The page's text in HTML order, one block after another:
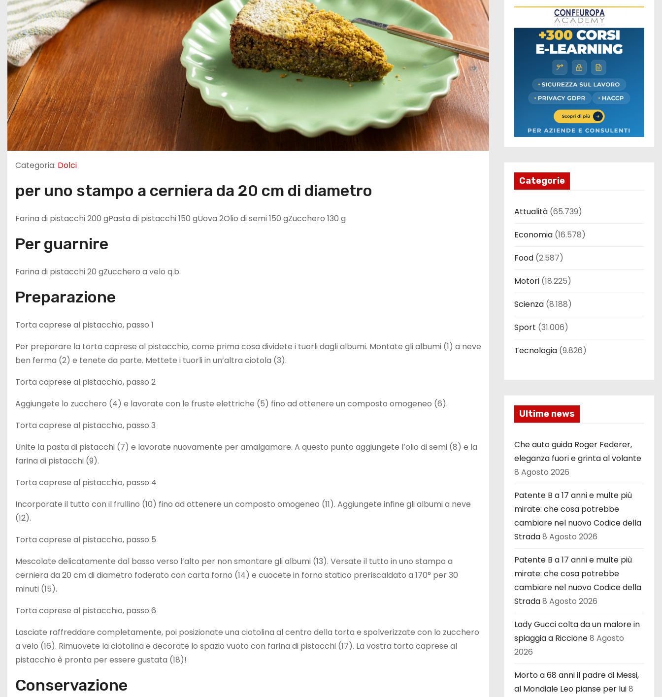
Categoria: Dolci
per uno stampo a cerniera da 20 cm di diametro
Farina di pistacchi 200 gPasta di pistacchi 150 gUova 2Olio di semi 150 gZucchero 130 g
Per guarnire
Farina di pistacchi 20 gZucchero a velo q.b.
Preparazione
Torta caprese al pistacchio, passo 1
Per preparare la torta caprese al pistacchio, come prima cosa dividete i tuorli dagli albumi. Montate gli albumi (1) a neve
ben ferma (2) e tenete da parte. Mettete i tuorli in un’altra ciotola (3).
Torta caprese al pistacchio, passo 2
Aggiungete lo zucchero (4) e lavorate con le fruste elettriche (5) fino ad ottenere un composto omogeneo (6).
Torta caprese al pistacchio, passo 3
Unite la pasta di pistacchi (7) e lavorate nuovamente per amalgamare. A questo punto aggiungete l’olio di semi (8) e la
farina di pistacchi (9).
Torta caprese al pistacchio, passo 4
Incorporate il tutto con il frullino (10) fino ad ottenere un composto omogeneo (11). Aggiungete infine gli albumi a neve
(12).
Torta caprese al pistacchio, passo 5
Mescolate delicatamente dal basso verso l’alto per non smontare gli albumi (13). Versate il tutto in uno stampo a
cerniera da 20 cm di diametro foderato con carta forno (14) e cuocete in forno statico preriscaldato a 170° per 30
minuti (15).
Torta caprese al pistacchio, passo 6
Lasciate raffreddare completamente, poi posizionate una ciotolina al centro della torta e spolverizzate con lo zucchero
a velo (16). Rimuovete la ciotolina e decorate lo spazio vuoto con farina di pistacchi (17). La vostra torta caprese al
pistacchio è pronta per essere gustata (18)!
Conservazione
Categorie
Attualità (65.739)
Economia (16.578)
Food (2.587)
Motori (18.225)
Scienza (8.188)
Sport (31.006)
Tecnologia (9.826)
Ultime news
Che auto guida Roger Federer,
eleganza fuori e grinta al volante
8 Agosto 2026
Patente B a 17 anni e multe più
mirate: che cosa potrebbe
cambiare nel nuovo Codice della
Strada8 Agosto 2026
Patente B a 17 anni e multe più
mirate: che cosa potrebbe
cambiare nel nuovo Codice della
Strada8 Agosto 2026
Lady Gucci colta da un malore in
spiaggia a Riccione8 Agosto
2026
Morto a 68 anni il padre di Messi,
al Mondiale Leo pianse per lui8